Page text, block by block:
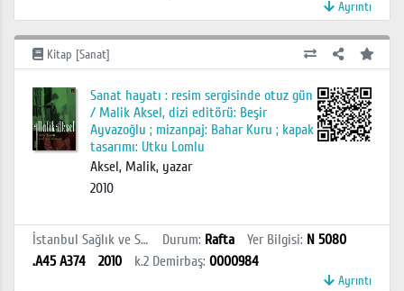
Ayrıntı
Kitap [Sanat]
Sanat hayatı : resim sergisinde otuz gün
/ Malik Aksel, dizi editörü: Beşir
Ayvazoğlu ; mizanpaj: Bahar Kuru ; kapak
tasarımı: Utku Lomlu
Aksel, Malik, yazar
2010
İstanbul Sağlık ve Sosyal Bilimler MYO Kütüphanesi Durum: Rafta Yer Bilgisi: N 5080
.A45 A374
2010 k.2 Demirbaş: 0000984
Ayrıntı